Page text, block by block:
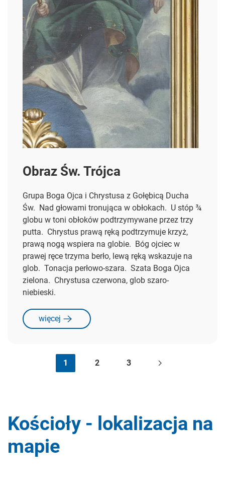
Obraz Św. Trójca
Grupa Boga Ojca i Chrystusa z Gołębicą Ducha
Św. Nad głowami tronująca w obłokach. U stóp ¾
globu w toni obłoków podtrzymywane przez trzy
putta. Chrystus prawą ręką podtrzymuje krzyż,
prawą nogą wspiera na globie. Bóg ojciec w
prawej ręce trzyma berło, lewą ręką wskazuje na
glob. Tonacja perłowo-szara. Szata Boga Ojca
zielona. Chrystusa czerwona, glob szaro-
niebieski.
więcej
1 2 3
Kościoły - lokalizacja na
mapie